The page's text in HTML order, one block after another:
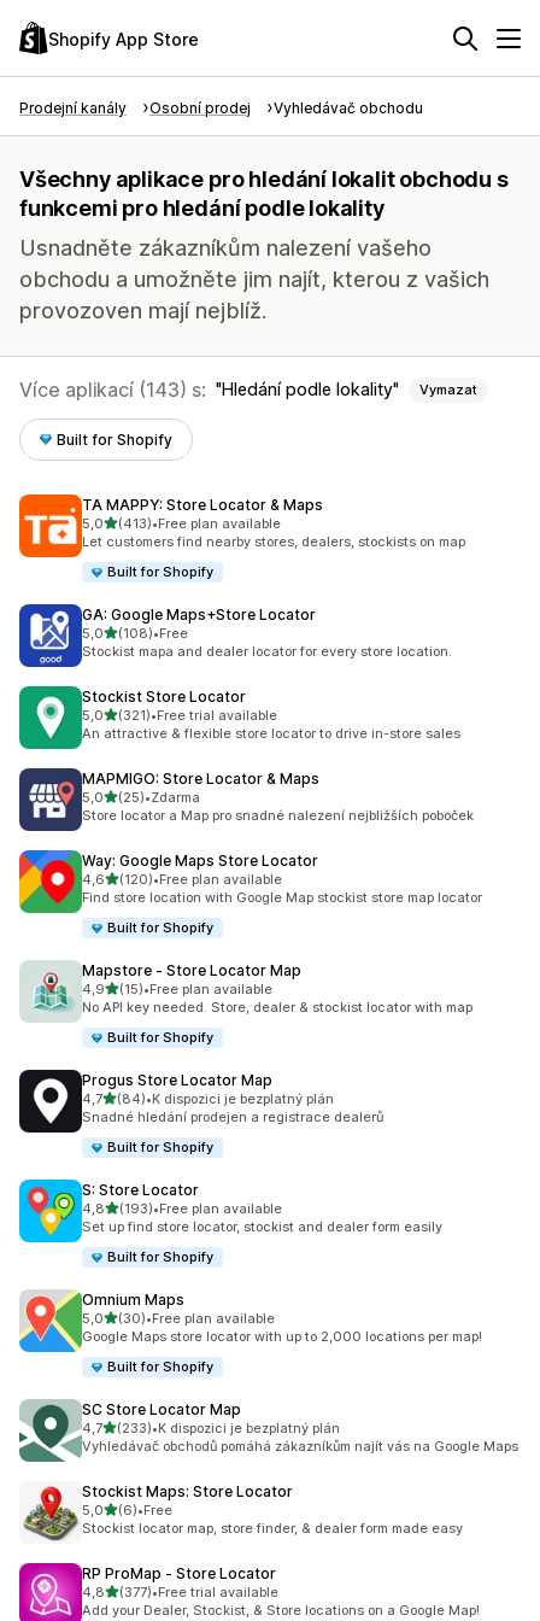
Shopify App Store
Prodejní kanály Osobní prodej Vyhledávač obchodu
Všechny aplikace pro hledání lokalit obchodu s
funkcemi pro hledání podle lokality
Usnadněte zákazníkům nalezení vašeho
obchodu a umožněte jim najít, kterou z vašich
provozoven mají nejblíž.
Více aplikací (143) s: Hledání podle lokality Vymazat
Built for Shopify
TA MAPPY: Store Locator & Maps
5,0z 5 hvězd
(413)
Celkový počet recenzí: 413
•Free plan available
Let customers find nearby stores, dealers, stockists on map
Built for Shopify
GA: Google Maps+Store Locator
5,0z 5 hvězd
(108)
Celkový počet recenzí: 108
•Free
Stockist mapa and dealer locator for every store location.
Stockist Store Locator
5,0z 5 hvězd
(321)
Celkový počet recenzí: 321
•Free trial available
An attractive & flexible store locator to drive in-store sales
MAPMIGO: Store Locator & Maps
5,0z 5 hvězd
(25)
Celkový počet recenzí: 25
•Zdarma
Store locator a Map pro snadné nalezení nejbližších poboček
Way: Google Maps Store Locator
4,6z 5 hvězd
(120)
Celkový počet recenzí: 120
•Free plan available
Find store location with Google Map stockist store map locator
Built for Shopify
Mapstore ‑ Store Locator Map
4,9z 5 hvězd
(15)
Celkový počet recenzí: 15
•Free plan available
No API key needed. Store, dealer & stockist locator with map
Built for Shopify
Progus Store Locator Map
4,7z 5 hvězd
(84)
Celkový počet recenzí: 84
•K dispozici je bezplatný plán
Snadné hledání prodejen a registrace dealerů
Built for Shopify
S: Store Locator
4,8z 5 hvězd
(193)
Celkový počet recenzí: 193
•Free plan available
Set up find store locator, stockist and dealer form easily
Built for Shopify
Omnium Maps
5,0z 5 hvězd
(30)
Celkový počet recenzí: 30
•Free plan available
Google Maps store locator with up to 2,000 locations per map!
Built for Shopify
SC Store Locator Map
4,7z 5 hvězd
(233)
Celkový počet recenzí: 233
•K dispozici je bezplatný plán
Vyhledávač obchodů pomáhá zákazníkům najít vás na Google Maps
Stockist Maps: Store Locator
5,0z 5 hvězd
(6)
Celkový počet recenzí: 6
•Free
Stockist locator map, store finder, & dealer form made easy
RP ProMap ‑ Store Locator
4,8z 5 hvězd
(377)
Celkový počet recenzí: 377
•Free trial available
Add your Dealer, Stockist, & Store locations on a Google Map!